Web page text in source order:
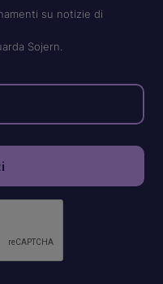
su notizie di
Sojern.